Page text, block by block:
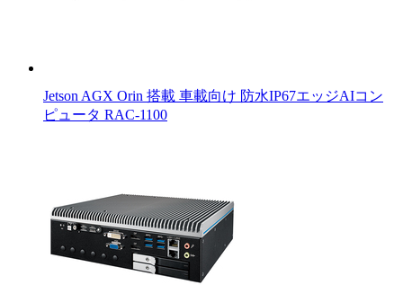
Jetson AGX Orin 搭載 車載向け 防水IP67エッジAIコン
ピュータ RAC-1100